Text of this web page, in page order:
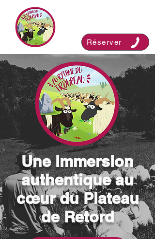
Réserver
Une immersion
authentique au
cœur du Plateau
de Retord